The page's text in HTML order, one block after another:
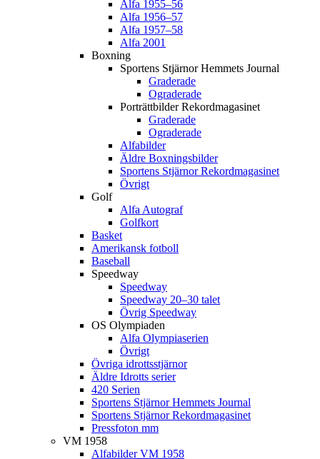
Alfa 1955–56
Alfa 1956–57
Alfa 1957–58
Alfa 2001
Boxning
Sportens Stjärnor Hemmets Journal
Graderade
Ograderade
Porträttbilder Rekordmagasinet
Graderade
Ograderade
Alfabilder
Äldre Boxningsbilder
Sportens Stjärnor Rekordmagasinet
Övrigt
Golf
Alfa Autograf
Golfkort
Basket
Amerikansk fotboll
Baseball
Speedway
Speedway
Speedway 20–30 talet
Övrig Speedway
OS Olympiaden
Alfa Olympiaserien
Övrigt
Övriga idrottsstjärnor
Äldre Idrotts serier
420 Serien
Sportens Stjärnor Hemmets Journal
Sportens Stjärnor Rekordmagasinet
Pressfoton mm
VM 1958
Alfabilder VM 1958